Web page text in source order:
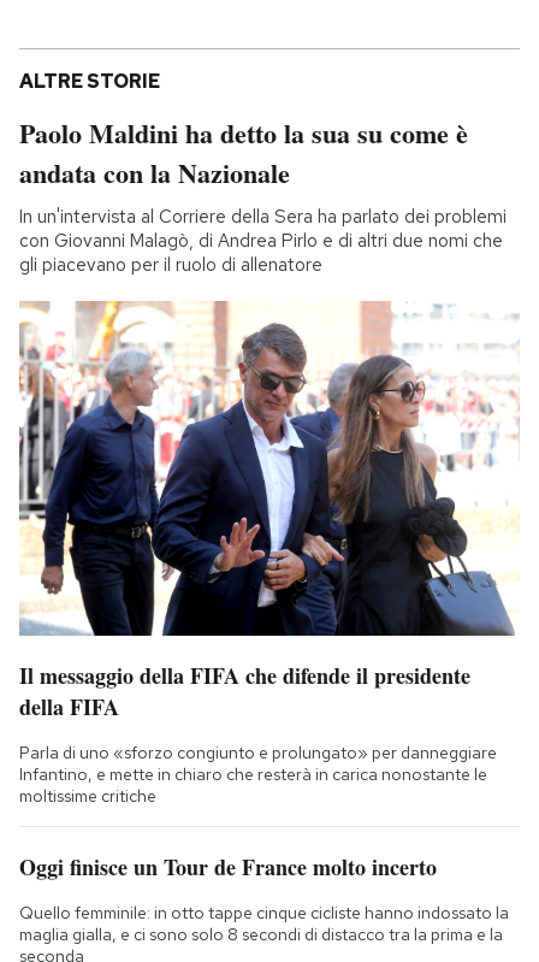
ALTRE STORIE
Paolo Maldini ha detto la sua su come è
andata con la Nazionale
In un'intervista al Corriere della Sera ha parlato dei problemi
con Giovanni Malagò, di Andrea Pirlo e di altri due nomi che
gli piacevano per il ruolo di allenatore
Il messaggio della FIFA che difende il presidente
della FIFA
Parla di uno «sforzo congiunto e prolungato» per danneggiare
Infantino, e mette in chiaro che resterà in carica nonostante le
moltissime critiche
Oggi finisce un Tour de France molto incerto
Quello femminile: in otto tappe cinque cicliste hanno indossato la
maglia gialla, e ci sono solo 8 secondi di distacco tra la prima e la
seconda